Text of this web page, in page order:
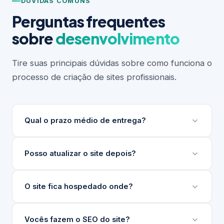
Perguntas frequentes
sobredesenvolvimento
Tire suas principais dúvidas sobre como funciona o
processo de criação de sites profissionais.
Qual o prazo médio de entrega?
Depende do escopo do projeto. Sites institucionais
Sempre apresentamos um cronograma detalhado
Posso atualizar o site depois?
Sim. Desenvolvemos um painel de gerenciamento
de técnico.
O site fica hospedado onde?
Indicamos e configuramos a hospedagem ideal para
Vocês fazem o SEO do site?